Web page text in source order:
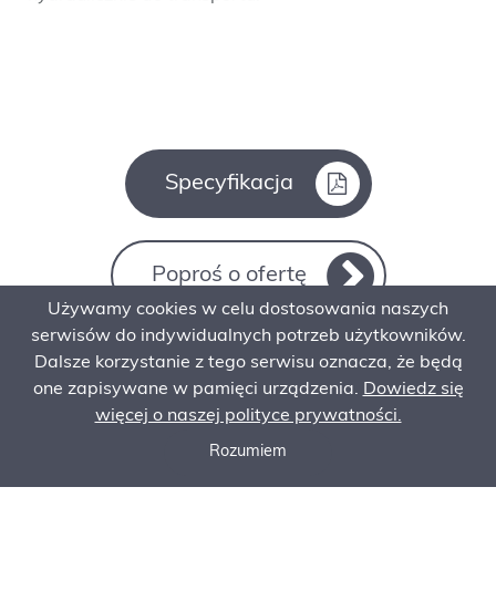
Specyfikacja
Poproś o ofertę
Kontakt
Używamy cookies w celu dostosowania naszych
serwisów do indywidualnych potrzeb użytkowników.
Dalsze korzystanie z tego serwisu oznacza, że będą
one zapisywane w pamięci urządzenia. Dowiedz się
więcej o naszej polityce prywatności.
Rozumiem